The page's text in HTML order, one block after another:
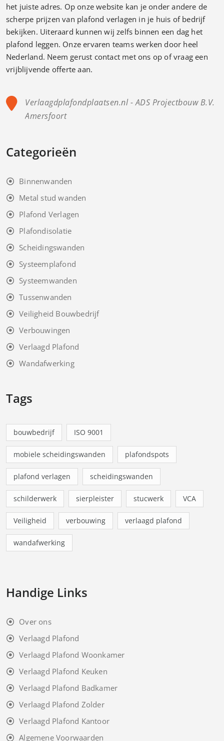
het juiste adres. Op onze website kan je onder andere de
scherpe prijzen van plafond verlagen in je huis of bedrijf
bekijken. Uiteraard kunnen wij zelfs binnen een dag het
plafond leggen. Onze ervaren teams werken door heel
Nederland. Neem gerust contact met ons op of vraag een
vrijblijvende offerte aan.
Verlaagdplafondplaatsen.nl - ADS Projectbouw B.V.
Amersfoort
Categorieën
Binnenwanden
Metal stud wanden
Plafond Verlagen
Plafondisolatie
Scheidingswanden
Systeemplafond
Systeemwanden
Tussenwanden
Veiligheid Bouwbedrijf
Verbouwingen
Verlaagd Plafond
Wandafwerking
Tags
bouwbedrijf ISO 9001
mobiele scheidingswanden plafondspots
plafond verlagen scheidingswanden
schilderwerk sierpleister stucwerk VCA
Veiligheid verbouwing verlaagd plafond
wandafwerking
Handige Links
Over ons
Verlaagd Plafond
Verlaagd Plafond Woonkamer
Verlaagd Plafond Keuken
Verlaagd Plafond Badkamer
Verlaagd Plafond Zolder
Verlaagd Plafond Kantoor
Algemene Voorwaarden